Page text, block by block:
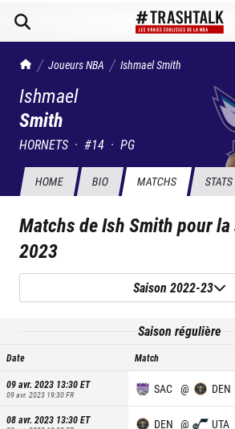
TrashTalk Actu NBA
Joueurs NBA IshmaelSmith
Ishmael
Smith
HORNETS · #14 · PG
HOME BIO MATCHS STATS
Matchs deIsh Smithpour
2023
Saison 2022-23
Saison régulière
Date Match
09 avr. 2023 13:30ET
09 avr. 2023 19:30FR SAC @ DEN
08 avr. 2023 13:30ET DEN @ UTA